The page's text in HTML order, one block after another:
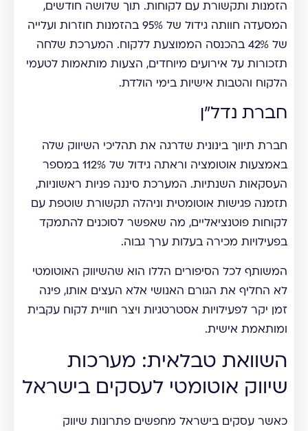
הזמנות ותקשורת עם לקוחות. תוך שלושה חודשים,
המסעדה חוותה גידול של 95% בהזמנות חוזרות ועלייה
של 42% בהכנסה הממוצעת ללקוח. המערכת שלחה
תזכורות על אירועים מיוחדים, הצעות מותאמות לטעמי
הלקוח והטבות אישיות בימי הולדת.
חברת נדל"ן
חברת תיווך בינונית שדרגה את תהליכי השיווק שלה
באמצעות אוטומציה וראתה גידול של 112% במספר
העסקאות השנתיות. המערכת סיננה פניות ראשוניות,
תזמנה פגישות אוטומטית וניהלה תקשורת שוטפת עם
לקוחות פוטנציאליים, מה שאפשר לסוכנים להתמקד
בפעילויות מכירה בעלות ערך גבוה.
המשותף לכל הסיפורים הללו הוא שהשיווק האוטומטי
לא החליף את הגורם האנושי אלא העצים אותו, פינה
זמן יקר לפעילויות אסטרטגיות ויצר חוויית לקוח עקבית
ומותאמת אישית.
השוואת טבלאית: מערכות
שיווק אוטומטי לעסקים בישראל
כאשר עסקים בישראל מחפשים פתרונות שיווק